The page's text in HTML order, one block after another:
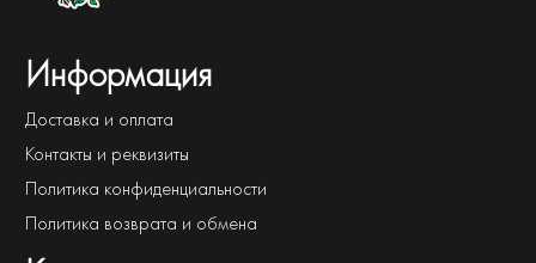
Информация
Доставка и оплата
Контакты и реквизиты
Политика конфиденциальности
Политика возврата и обмена